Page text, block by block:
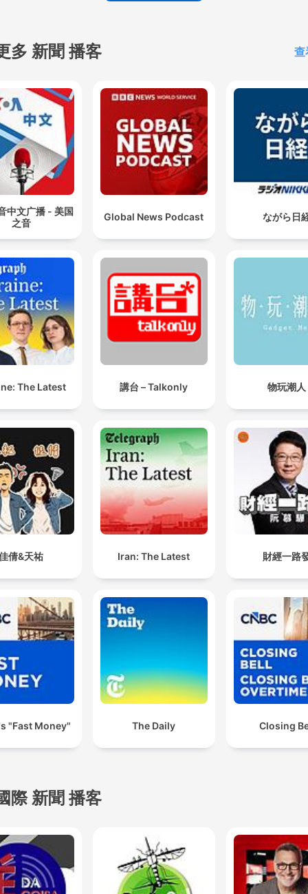
https://
https://
https://
TikTok Uforia Podcasts:
https://www.tiktok.com/
TikTok BMF:
https://www.tiktok.com/
Página web:
多 新聞 播客 查
中文广播 - 美国
之音
Global News Podcast ながら日
The Latest 講台 – Talkonly 物玩潮人
倩&天祐 Iran: The Latest 財經一路
"Fast Money" The Daily Closing
際 新聞 播客